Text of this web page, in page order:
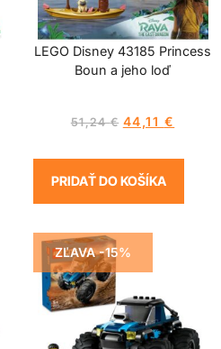
LEGO Disney 43185 Princess
Boun a jeho loď
51,24€ 44,11 €
PRIDAŤ DO KOŠÍKA
ZĽAVA -15%